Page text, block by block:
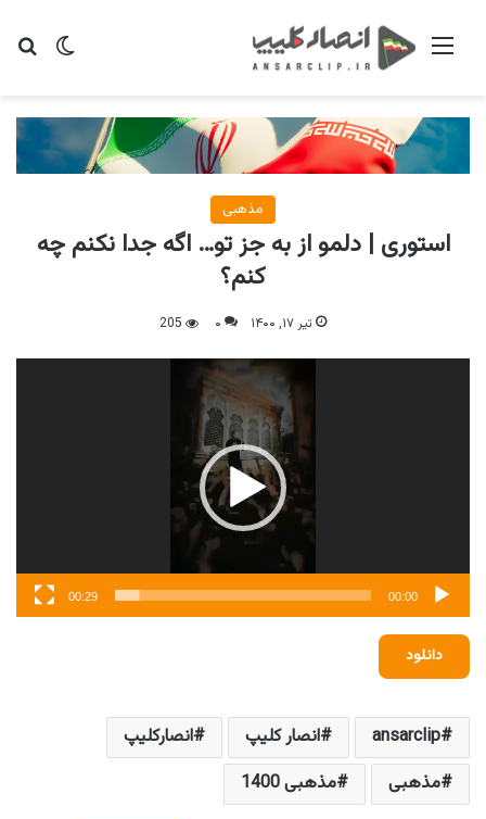
تغییر منو
مذهبی
استوری | دلمو از به جز تو… اگه جدا نکنم چه
کنم؟
تیر ۱۷, ۱۴۰۰ ۰ 205
نمایشگر
00:00
00:29
دانلود
ansarclip انصار کلیپ
انصارکلیپ
مذهبی
مذهبی 1400